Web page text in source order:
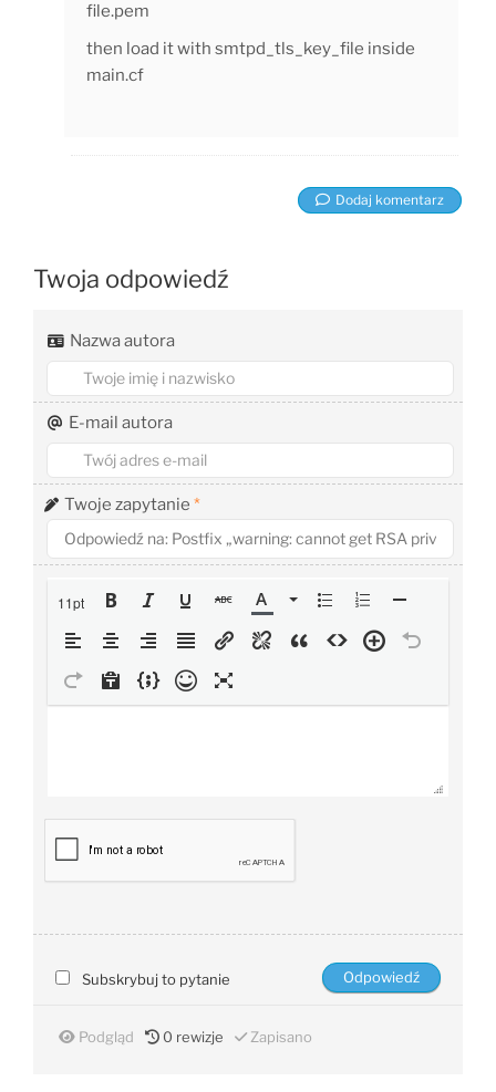
file.pem
then load it with smtpd_tls_key_file inside
main.cf
Dodaj komentarz
Twoja odpowiedź
Nazwa autora
E-mail autora
Twoje zapytanie *
11pt
Subskrybuj to pytanie
Podgląd 0 rewizje Zapisano